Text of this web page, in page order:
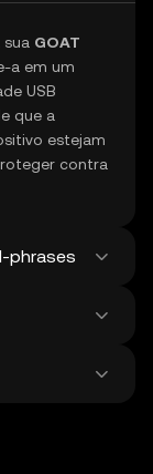
GOAT
a em um
USB
que a
estejam
contra
phrases
ou